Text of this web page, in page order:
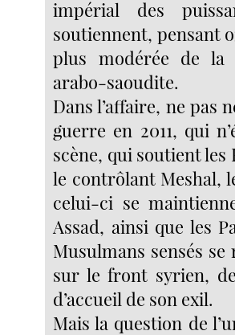
impérial des
soutiennent, pensant
plus modérée de la
arabo-saoudite.
Dans l’affaire, ne pas
guerre en 2011, qui
scène, qui soutient
le contrôlant Meshal,
celui-ci se
Assad, ainsi que les
Musulmans sensés
sur le front syrien,
d’accueil de son exil.
Mais la question de